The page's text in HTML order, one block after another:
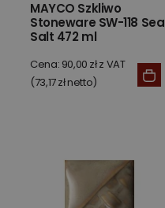
MAYCO Szkliwo
Stoneware SW-118 Sea
Salt 472 ml
Cena: 90,00 zł z VAT
(73,17 zł netto)